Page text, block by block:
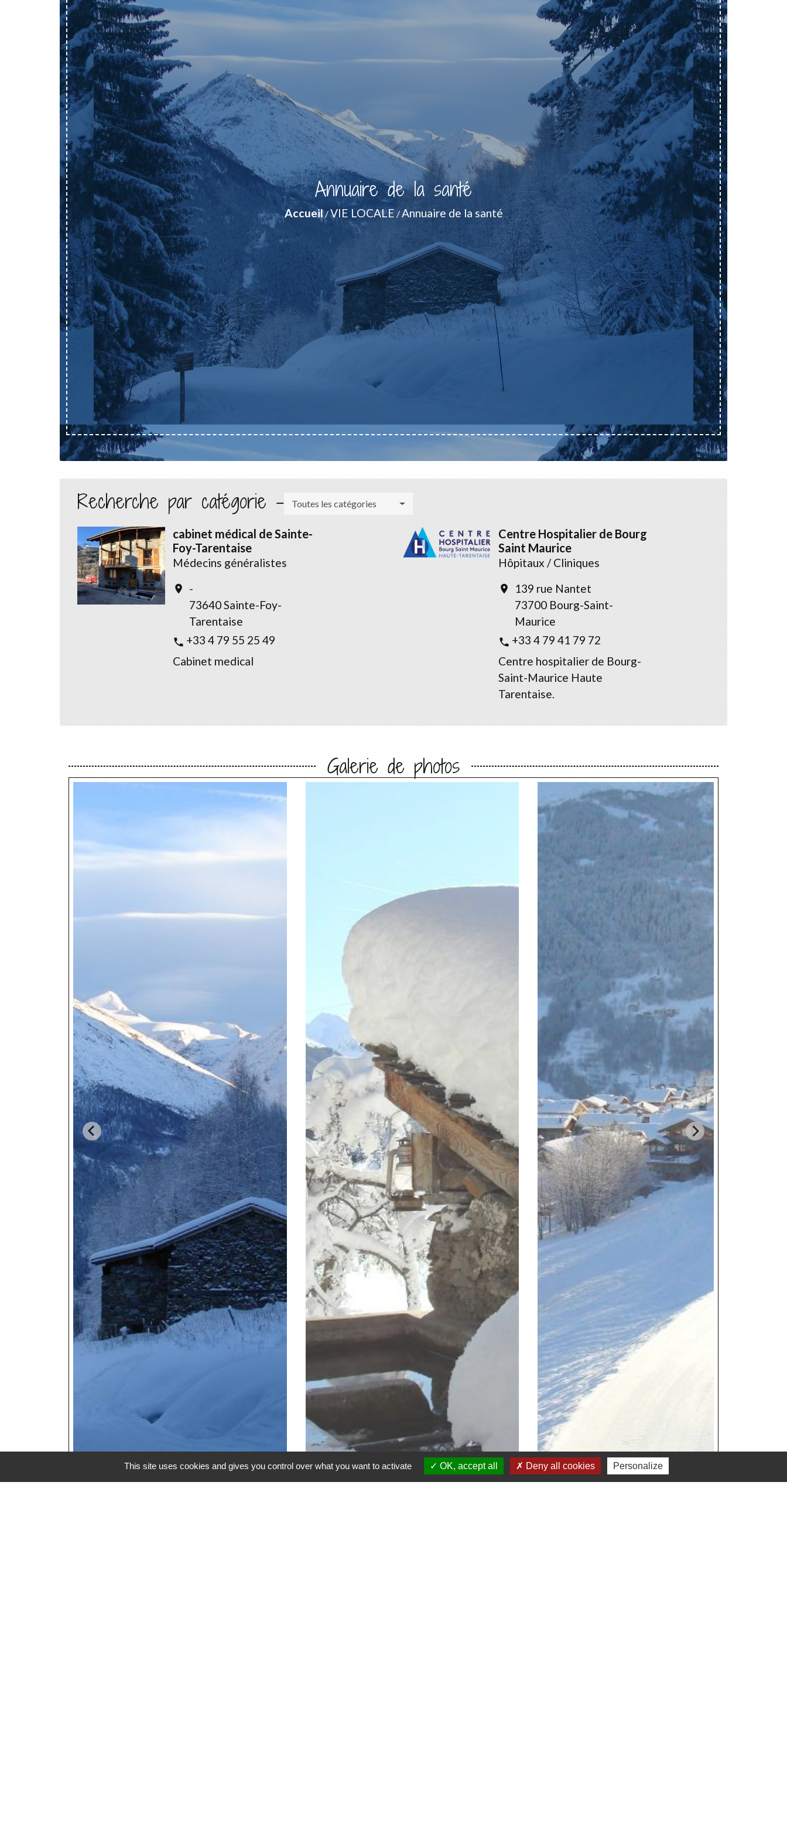
Annuaire de la santé
Accueil/VIE LOCALE /Annuaire de la santé
Recherche par catégorie - Toutes les catégories
cabinet médical de Sainte-
Foy-Tarentaise
Médecins généralistes
location_on
-
73640 Sainte-Foy-
Tarentaise
phone +33 4 79 55 25 49
Cabinet medical
Centre Hospitalier de Bourg
Saint Maurice
Hôpitaux / Cliniques
location_on
139 rue Nantet
73700 Bourg-Saint-
Maurice
phone +33 4 79 41 79 72
Centre hospitalier de Bourg-
Saint-Maurice Haute
Tarentaise.
Galerie de photos
This site uses cookies and gives you control over what you want to activate OK, accept all Deny all cookies Personalize